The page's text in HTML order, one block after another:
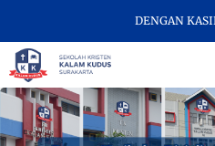
DENGAN KASIH